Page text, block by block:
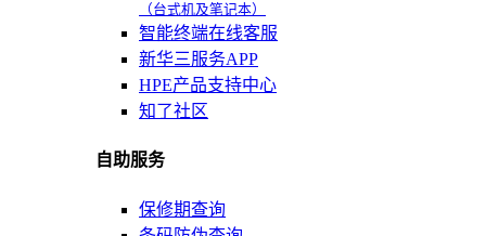
（台式机及笔记本）
智能终端在线客服
新华三服务APP
HPE产品支持中心
知了社区
自助服务
保修期查询